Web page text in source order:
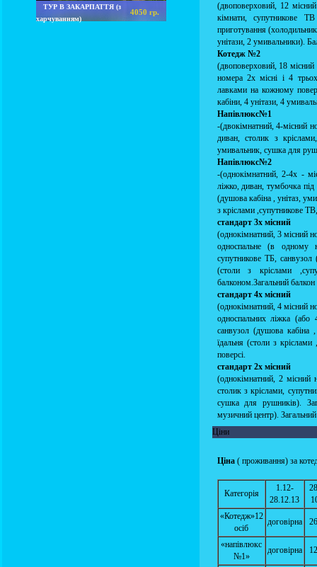
ТУР В ЗАКАРПАТТЯ (з
харчуванням)
4050 гр.
(двоповерховий, 12
кімнати, супутникове
приготування
унітази, 2 умивальники).
Котедж №2
(двоповерховий, 18
номера 2х місні і 4
лавками на кожному
кабіни, 4 унітази, 4
Напівлюкс№1
-(двокімнатний, 4-місний
диван, столик з
умивальник, сушка для
Напівлюкс№2
-(однокімнатний, 2-4х -
ліжко, диван, тумбочка
(душова кабіна , унітаз,
з кріслами ,супутникове
стандарт 3х місний
(однокімнатний, 3 місний
односпальне (в одному
супутникове ТБ, санвузол
(столи з кріслами
балконом.Загальний балкон
стандарт 4х місний
(однокімнатний, 4 місний
односпальних ліжка (або
санвузол (душова кабіна
їдальня (столи з
поверсі.
стандарт 2х місний
(однокімнатний, 2
столик з кріслами,
сушка для рушників).
музичний центр).
Ціни
Ціна( проживання) за
Категорія
1.12-
28.12.13
«Котедж»12
осіб
договірна
«напівлюкс
№1»
договірна